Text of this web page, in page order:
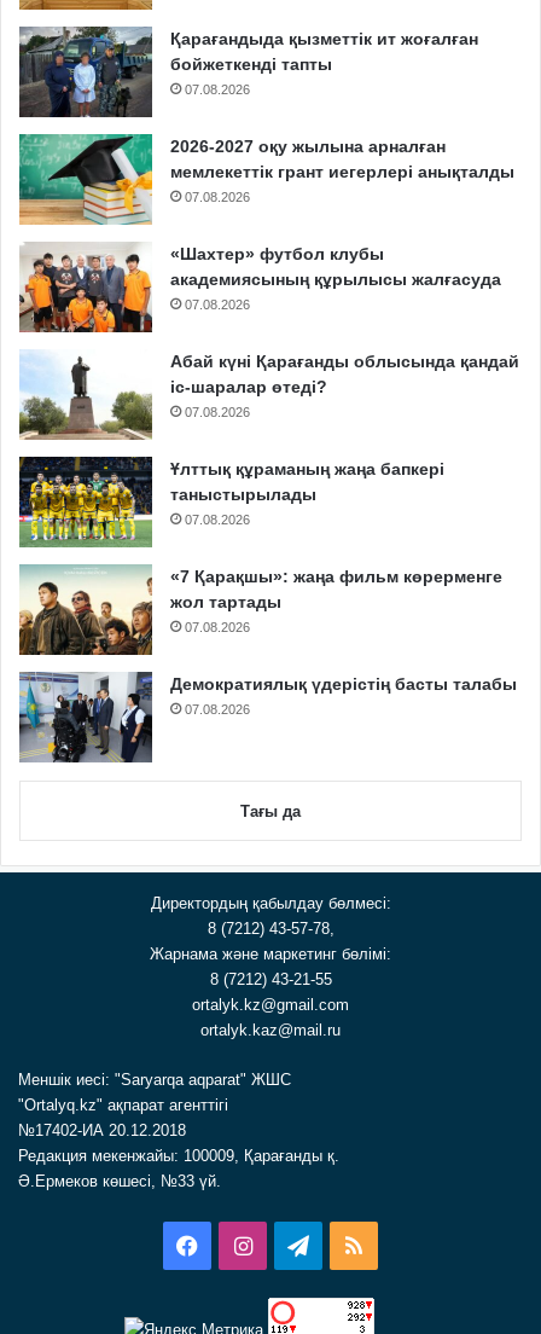
Қарағандыда қызметтік ит жоғалған
бойжеткенді тапты
07.08.2026
2026-2027 оқу жылына арналған
мемлекеттік грант иегерлері анықталды
07.08.2026
«Шахтер» футбол клубы
академиясының құрылысы жалғасуда
07.08.2026
Абай күні Қарағанды облысында қандай
іс-шаралар өтеді?
07.08.2026
Ұлттық құраманың жаңа бапкері
таныстырылады
07.08.2026
«7 Қарақшы»: жаңа фильм көрерменге
жол тартады
07.08.2026
Демократиялық үдерістің басты талабы
07.08.2026
Тағы да
Директордың қабылдау бөлмесі:
8 (7212) 43-57-78,
Жарнама және маркетинг бөлімі:
8 (7212) 43-21-55
ortalyk.kz@gmail.com
ortalyk.kaz@mail.ru
Меншік иесі: "Saryarqa aqparat" ЖШС
"Ortalyq.kz" ақпарат агенттігі
№17402-ИА 20.12.2018
Редакция мекенжайы: 100009, Қарағанды қ.
Ә.Ермеков көшесі, №33 үй.
FacebookInstagramTelegram